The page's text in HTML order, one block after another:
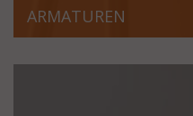
ARMATUREN